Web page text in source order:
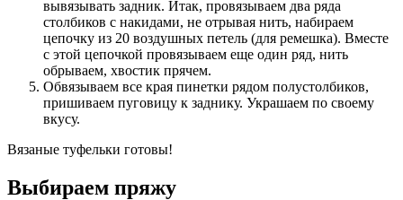
вывязывать задник. Итак, провязываем два ряда
столбиков с накидами, не отрывая нить, набираем
цепочку из 20 воздушных петель (для ремешка). Вместе
с этой цепочкой провязываем еще один ряд, нить
обрываем, хвостик прячем.
Обвязываем все края пинетки рядом полустолбиков,
пришиваем пуговицу к заднику. Украшаем по своему
вкусу.
Вязаные туфельки готовы!
Выбираем пряжу